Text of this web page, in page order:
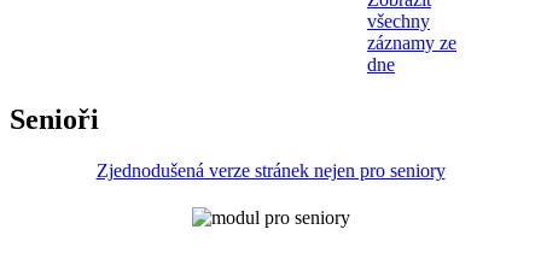
všechny
záznamy ze
dne
Senioři
Zjednodušená verze stránek nejen pro seniory